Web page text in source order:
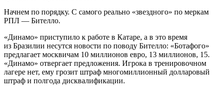
Начнем по порядку. С самого реально «звездного» по меркам
РПЛ — Бителло.
«Динамо» приступило к работе в Катаре, а в это время
из Бразилии несутся новости по поводу Бителло: «Ботафого»
предлагает москвичам 10 миллионов евро, 13 миллионов, 15.
«Динамо» отвергает предложения. Игрока в тренировочном
лагере нет, ему грозит штраф многомиллионный долларовый
штраф и полгода дисквалификации.